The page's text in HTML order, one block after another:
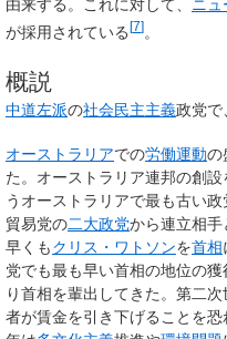
由来する。これに対して、 ニュ
が採用されている [7] 。
概説
中道左派の社会民主主義政党で
オーストラリアでの労働運動の
た。オーストラリア連邦の創設
うオーストラリアで最も古い
貿易党の二大政党から連立相
早くもクリス・ワトソンを首相
党でも最も早い首相の地位の
り首相を輩出してきた。第二
者が賃金を引き下げることを恐